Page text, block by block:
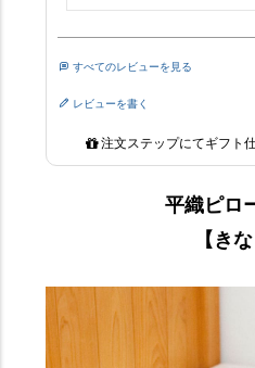
平織ピロ
【きな
すべてのレビューを見る
レビューを書く
注文ステップにてギフト